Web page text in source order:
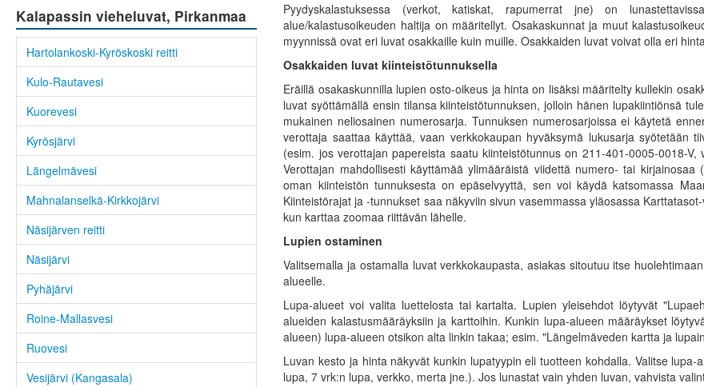
Kalapassin vieheluvat, Pirkanmaa
Hartolankoski-Kyröskoski reitti
Kulo-Rautavesi
Kuorevesi
Kyrösjärvi
Längelmävesi
Mahnalanselkä-Kirkkojärvi
Näsijärven reitti
Näsijärvi
Pyhäjärvi
Roine-Mallasvesi
Ruovesi
Vesijärvi (Kangasala)
Pyydyskalastuksessa (verkot, katiskat, rapumerrat jne) on
alue/kalastusoikeuden haltija on määritellyt. Osakaskunnat ja muut
myynnissä ovat eri luvat osakkaille kuin muille. Osakkaiden luvat voivat olla eri
Osakkaiden luvat kiinteistötunnuksella
Eräillä osakaskunnilla lupien osto-oikeus ja hinta on lisäksi määritelty kullekin
luvat syöttämällä ensin tilansa kiinteistötunnuksen, jolloin hänen lupakiintiönsä
mukainen neliosainen numerosarja. Tunnuksen numerosarjoissa ei käytetä
verottaja saattaa käyttää, vaan verkkokaupan hyväksymä lukusarja syötetään
(esim. jos verottajan papereista saatu kiinteistötunnus on 211-401-0005-0018-
Verottajan mahdollisesti käyttämää ylimääräistä viidettä numero- tai
oman kiinteistön tunnuksesta on epäselvyyttä, sen voi käydä katsomassa
Kiinteistörajat ja -tunnukset saa näkyviin sivun vasemmassa yläosassa
kun karttaa zoomaa riittävän lähelle.
Lupien ostaminen
Valitsemalla ja ostamalla luvat verkkokaupasta, asiakas sitoutuu itse
alueelle.
Lupa-alueet voi valita luettelosta tai kartalta. Lupien yleisehdot löytyvät
alueiden kalastusmääräyksiin ja karttoihin. Kunkin lupa-alueen määräykset
alueen) lupa-alueen otsikon alta linkin takaa; esim. "Längelmäveden kartta ja
Luvan kesto ja hinta näkyvät kunkin lupatyypin eli tuotteen kohdalla. Valitse
lupa, 7 vrk:n lupa, verkko, merta jne.). Jos lunastat vain yhden luvan, vahvista